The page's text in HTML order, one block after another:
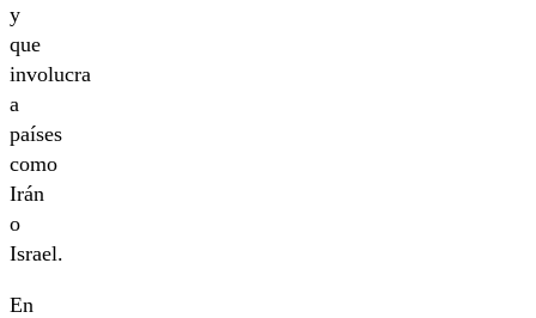
y
que
involucra
a
países
como
Irán
o
Israel.
En